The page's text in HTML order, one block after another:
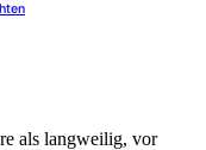
als langweilig, vor